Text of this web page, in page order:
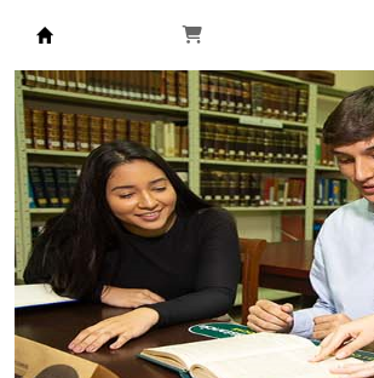
Biblioteca Universidad